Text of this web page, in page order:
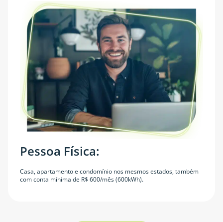
Pessoa Física:
Casa, apartamento e condomínio nos mesmos estados, também
com conta mínima de R$ 600/mês (600kWh).